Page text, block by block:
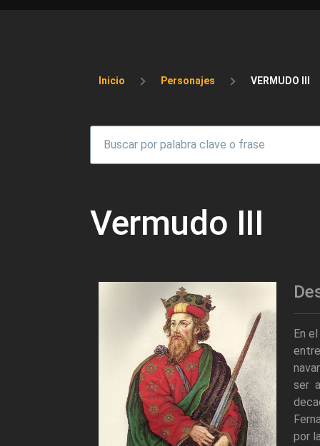
Sobrescribir enlaces
Inicio Personajes VERMUDO III
Vermudo III
En
ser
por